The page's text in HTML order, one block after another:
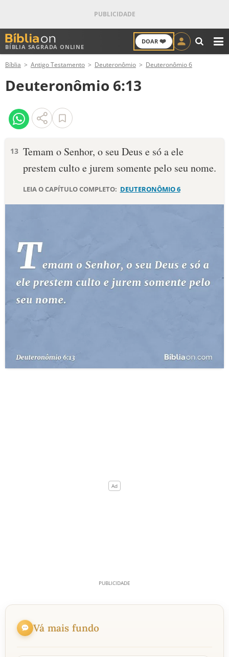
BÍBLIA SAGRADA ONLINE
DOAR ❤️
ANTIGO TESTAMENTO
NOVO TESTAMENTO
VERSÍCULOS
PALAVRA DO DIA
10 MANDAMENTOS
ESTUDOS BÍBLICOS
ESBOÇOS DE PREGAÇÃO
PERGUNTE À BÍBLIA
Bíblia Antigo Testamento Deuteronômio Deuteronômio 6
Deuteronômio 6:13
13 Temam o Senhor, o seu Deus e só a ele
prestem culto e jurem somente pelo seu nome.
LEIA O CAPÍTULO COMPLETO: DEUTERONÔMIO 6
Vá mais fundo